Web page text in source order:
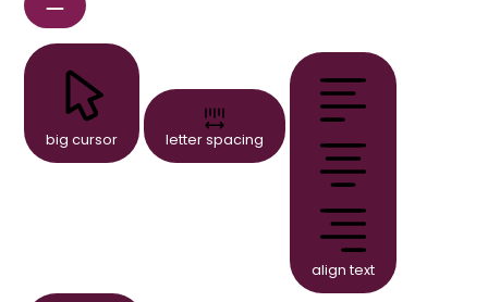
big cursor letter spacing
align text